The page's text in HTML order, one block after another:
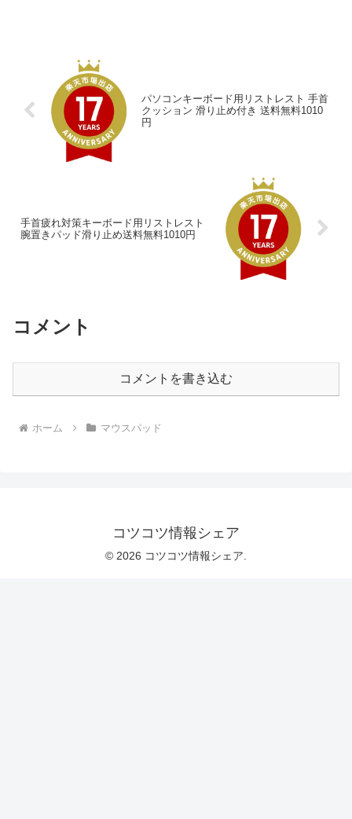
パソコンキーボード用リストレスト 手首
クッション 滑り止め付き 送料無料1010
円
手首疲れ対策キーボード用リストレスト
腕置きパッド滑り止め送料無料1010円
コメント
コメントを書き込む
ホーム マウスパッド
コツコツ情報シェア
© 2026 コツコツ情報シェア.